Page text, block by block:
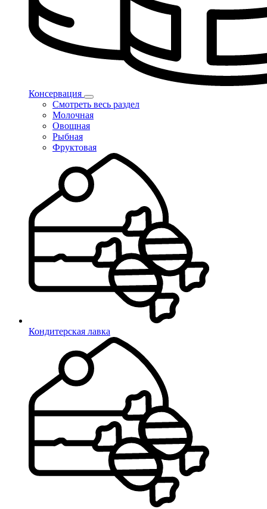
Консервация
Смотреть весь раздел
Молочная
Овощная
Рыбная
Фруктовая
Кондитерская лавка